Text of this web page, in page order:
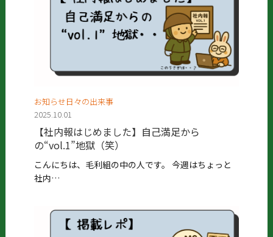
お知らせ日々の出来事
2025.10.01
【社内報はじめました】自己満足から
の“vol.1”地獄（笑）
こんにちは、毛利組の中の人です。 今週はちょっと
社内…